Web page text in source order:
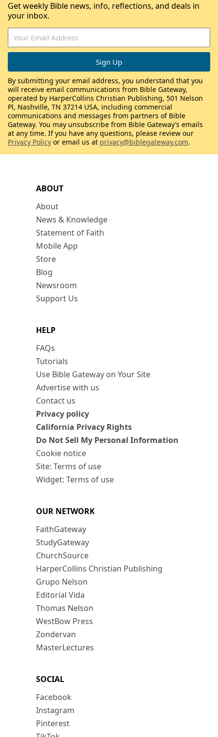
ABOUT
About
News & Knowledge
Statement of Faith
Mobile App
Store
Blog
Newsroom
Support Us
HELP
FAQs
Tutorials
Use Bible Gateway on Your Site
Advertise with us
Contact us
Privacy policy
California Privacy Rights
Do Not Sell My Personal Information
Cookie notice
Site: Terms of use
Widget: Terms of use
OUR NETWORK
FaithGateway
StudyGateway
ChurchSource
HarperCollins Christian Publishing
Grupo Nelson
Editorial Vida
Thomas Nelson
WestBow Press
Zondervan
MasterLectures
SOCIAL
Facebook
Instagram
Pinterest
Get weekly Bible news, info, reflections, and deals in
your inbox.
By submitting your email address, you understand that you
will receive email communications from Bible Gateway,
operated by HarperCollins Christian Publishing, 501 Nelson
Pl, Nashville, TN 37214 USA, including commercial
communications and messages from partners of Bible
Gateway. You may unsubscribe from Bible Gateway’s emails
at any time. If you have any questions, please review our
Privacy Policy or email us at privacy@biblegateway.com.